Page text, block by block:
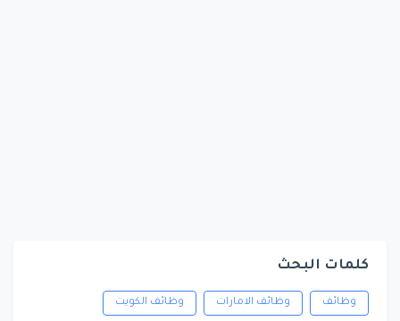
كلمات البحث
وظائف وظائف الامارات وظائف الكويت